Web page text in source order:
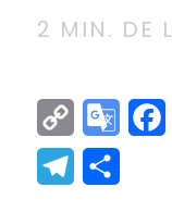
2 MIN. DE
Copy
Link
Telegram